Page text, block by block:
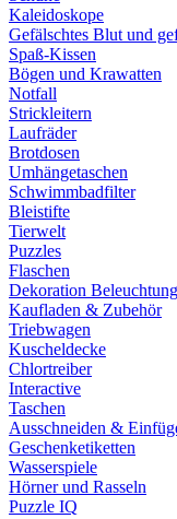
Kaleidoskope
Gefälschtes Blut und
Spaß-Kissen
Bögen und Krawatten
Notfall
Strickleitern
Laufräder
Brotdosen
Umhängetaschen
Schwimmbadfilter
Bleistifte
Tierwelt
Puzzles
Flaschen
Dekoration Beleuchtung
Kaufladen & Zubehör
Triebwagen
Kuscheldecke
Chlortreiber
Interactive
Taschen
Ausschneiden &
Geschenketiketten
Wasserspiele
Hörner und Rasseln
Puzzle IQ